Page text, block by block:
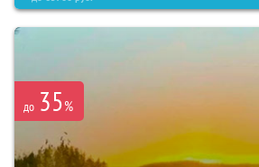
до 35%